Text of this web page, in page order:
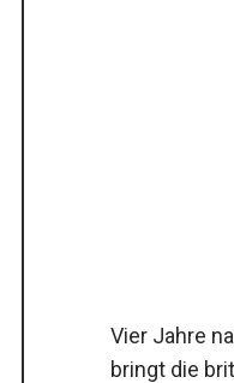
Vier Jahre
bringt die